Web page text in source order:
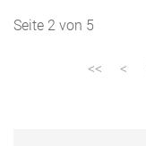
Seite 2 von 5